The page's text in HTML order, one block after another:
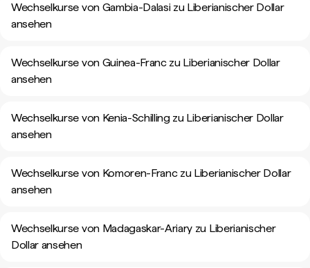
Wechselkurse von Gambia-Dalasi zu Liberianischer Dollar
ansehen
Wechselkurse von Guinea-Franc zu Liberianischer Dollar
ansehen
Wechselkurse von Kenia-Schilling zu Liberianischer Dollar
ansehen
Wechselkurse von Komoren-Franc zu Liberianischer Dollar
ansehen
Wechselkurse von Madagaskar-Ariary zu Liberianischer
Dollar ansehen